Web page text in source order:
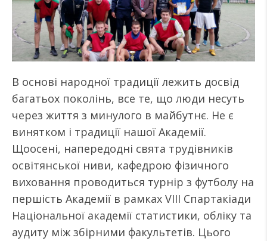
В основі народної традиції лежить досвід
багатьох поколінь, все те, що люди несуть
через життя з минулого в майбутнє. Не є
винятком і традиції нашої Академії.
Щоосені, напередодні свята трудівників
освітянської ниви, кафедрою фізичного
виховання проводиться турнір з футболу на
першість Академії в рамках VІІІ Спартакіади
Національної академії статистики, обліку та
аудиту між збірними факультетів. Цього